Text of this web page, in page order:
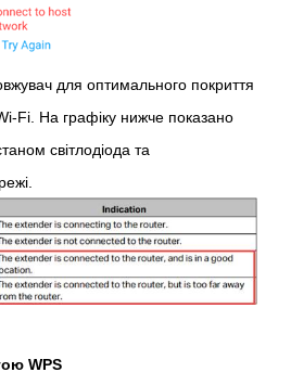
для оптимального покриття
Fi. На графіку нижче показано
світлодіода та
WPS